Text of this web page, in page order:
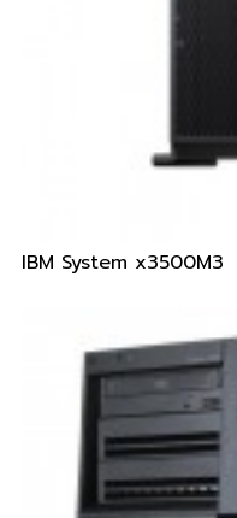
IBM System x3500M3